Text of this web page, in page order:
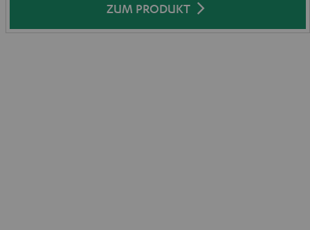
ZUM PRODUKT